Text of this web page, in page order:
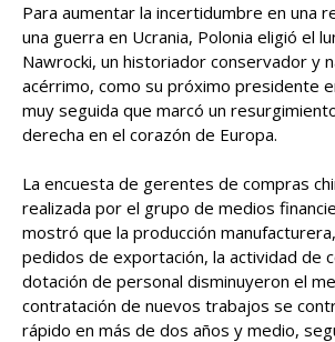
Para aumentar la incertidumbre en una
una guerra en Ucrania, Polonia eligió el
Nawrocki, un historiador conservador y
acérrimo, como su próximo presidente
muy seguida que marcó un
derecha en el corazón de Europa.
La encuesta de gerentes de compras
realizada por el grupo de medios
mostró que la producción
pedidos de exportación, la actividad de
dotación de personal disminuyeron el
contratación de nuevos trabajos se
rápido en más de dos años y medio,